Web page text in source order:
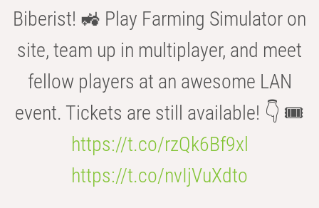
Biberist! 🚜 Play Farming Simulator on
site, team up in multiplayer, and meet
fellow players at an awesome LAN
event. Tickets are still available! 👇 🎟️
https://t.co/rzQk6Bf9xl
https://t.co/nvIjVuXdto